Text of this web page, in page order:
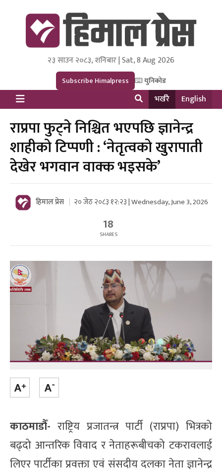
Himal Press
Dot NewsyNepal Media and Research Pvt Ltd.
२३ साउन २०८३, शनिबार | Sat, 8 Aug 2026
Subscribe Himalpress युनिकोड
भर्खरै English
राप्रपा फुट्ने निश्चित भएपछि ज्ञानेन्द्र
शाहीको टिप्पणी : ‘नेतृत्वको खुरापाती
देखेर भगवान वाक्क भइसके’
हिमाल प्रेस २० जेठ २०८३ १२:२३ | Wednesday, June 3, 2026
18
SHARES
काठमाडौँ- राष्ट्रिय प्रजातन्त्र पार्टी (राप्रपा) भित्रको
बढ्दो आन्तरिक विवाद र नेताहरूबीचको टकरावलाई
लिएर पार्टीका प्रवक्ता एवं संसदीय दलका नेता ज्ञानेन्द्र